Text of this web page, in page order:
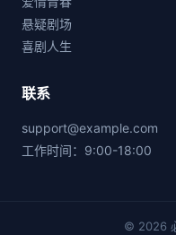
悬疑剧场
喜剧人生
联系
support@example.com
工作时间：9:00-18:00
© 2026